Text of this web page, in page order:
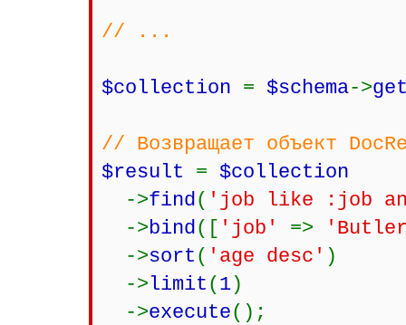
// ...
$collection = $schema->
// Возвращает объект
$result = $collection
->find( 'job like :job
->bind([ 'job' =>
->sort ( 'age desc' )
->limit ( 1)
->execute();